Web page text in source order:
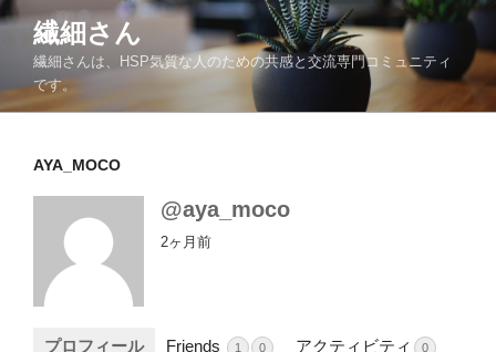
コ
ン
ツ
繊細さん
繊細さんは、HSP気質な人のための共感と交流専門コミュニティ
です。
AYA_MOCO
@aya_moco
2ヶ月前
プロフィール Friends 1 0 アクティビティ 0